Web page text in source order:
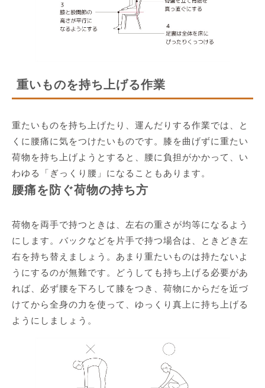
重いものを持ち上げる作業
重たいものを持ち上げたり、運んだりする作業では、と
くに腰痛に気をつけたいものです。膝を曲げずに重たい
荷物を持ち上げようとすると、腰に負担がかかって、い
わゆる「ぎっくり腰」になることもあります。
腰痛を防ぐ荷物の持ち方
荷物を両手で持つときは、左右の重さが均等になるよう
にします。バックなどを片手で持つ場合は、ときどき左
右を持ち替えましょう。あまり重たいものは持たないよ
うにするのが無難です。どうしても持ち上げる必要があ
れば、必ず腰を下ろして膝をつき、荷物にからだを近づ
けてから全身の力を使って、ゆっくり真上に持ち上げる
ようにしましょう。